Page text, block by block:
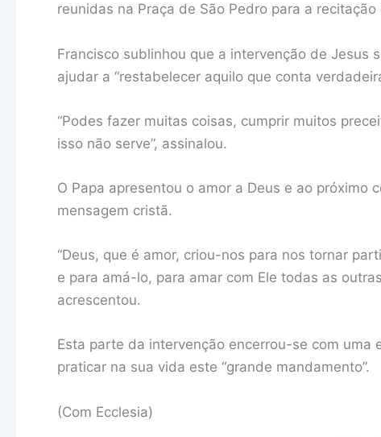
reunidas na Praça de São Pedro para a recitação
Francisco sublinhou que a intervenção de Jesus
ajudar a “restabelecer aquilo que conta
“Podes fazer muitas coisas, cumprir muitos
isso não serve”, assinalou.
O Papa apresentou o amor a Deus e ao próximo
mensagem cristã.
“Deus, que é amor, criou-nos para nos tornar
e para amá-lo, para amar com Ele todas as
acrescentou.
Esta parte da intervenção encerrou-se com
praticar na sua vida este “grande mandamento”.
(Com Ecclesia)